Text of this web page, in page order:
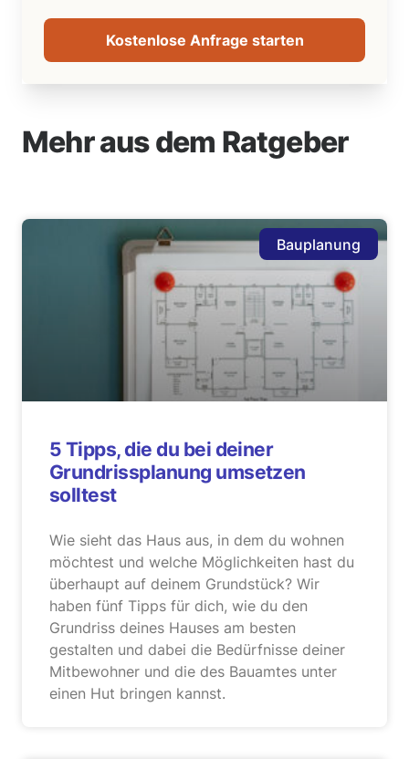
Kostenlose Anfrage starten
Mehr aus dem Ratgeber
Bauplanung
5 Tipps, die du bei deiner
Grundrissplanung umsetzen
solltest
Wie sieht das Haus aus, in dem du wohnen
möchtest und welche Möglichkeiten hast du
überhaupt auf deinem Grundstück? Wir
haben fünf Tipps für dich, wie du den
Grundriss deines Hauses am besten
gestalten und dabei die Bedürfnisse deiner
Mitbewohner und die des Bauamtes unter
einen Hut bringen kannst.